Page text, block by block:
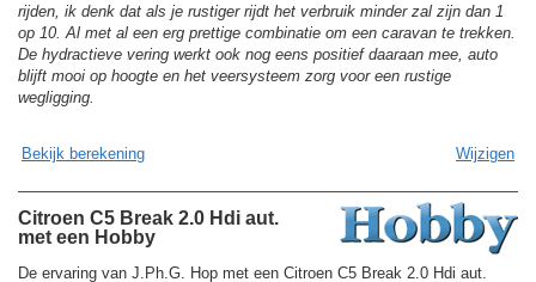
rijden, ik denk dat als je rustiger rijdt het verbruik minder zal zijn dan 1
op 10. Al met al een erg prettige combinatie om een caravan te trekken.
De hydractieve vering werkt ook nog eens positief daaraan mee, auto
blijft mooi op hoogte en het veersysteem zorg voor een rustige
wegligging.
Bekijk berekening Wijzigen
Citroen C5 Break 2.0 Hdi aut.
met een Hobby
De ervaring van J.Ph.G. Hop met een Citroen C5 Break 2.0 Hdi aut.